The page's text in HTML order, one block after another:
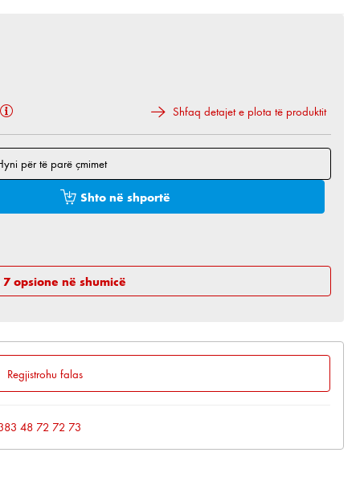
Shfaq detajet e plota të produktit
për të parë çmimet
dëshiruar ose përdorni butonat për të rritur
Shto në shportë
7 opsione në shumicë
Regjistrohu falas
48 72 72 73